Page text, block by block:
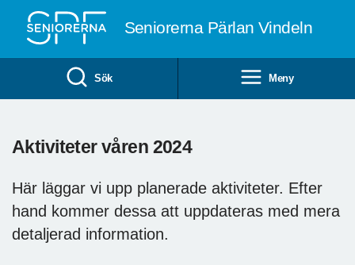
Seniorerna Pärlan Vindeln
Sök Meny
Aktiviteter våren 2024
Här läggar vi upp planerade aktiviteter. Efter
hand kommer dessa att uppdateras med mera
detaljerad information.